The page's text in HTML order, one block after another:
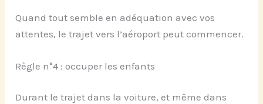
Quand tout semble en adéquation avec vos
attentes, le trajet vers l’aéroport peut commencer.
Règle n°4 : occuper les enfants
Durant le trajet dans la voiture, et même dans